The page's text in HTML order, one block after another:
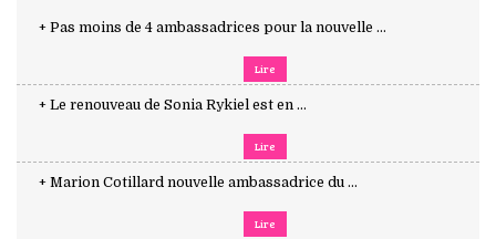
+ Pas moins de 4 ambassadrices pour la nouvelle ...
Lire
+ Le renouveau de Sonia Rykiel est en ...
Lire
+ Marion Cotillard nouvelle ambassadrice du ...
Lire